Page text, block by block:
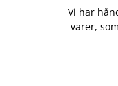
Vi har
varer,